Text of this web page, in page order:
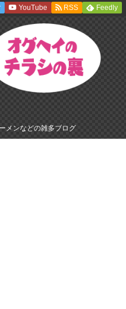
メンなどの雑多ブログ
YouTube RSS Feedly